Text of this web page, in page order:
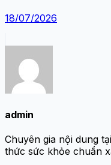
18/07/2026
admin
Chuyên gia nội dung
thức sức khỏe chuẩn